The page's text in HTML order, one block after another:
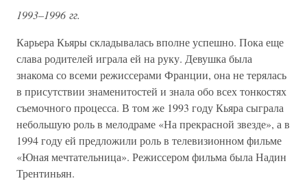
1993–1996 гг.
Карьера Кьяры складывалась вполне успешно. Пока еще
слава родителей играла ей на руку. Девушка была
знакома со всеми режиссерами Франции, она не терялась
в присутствии знаменитостей и знала обо всех тонкостях
съемочного процесса. В том же 1993 году Кьяра сыграла
небольшую роль в мелодраме «На прекрасной звезде», а в
1994 году ей предложили роль в телевизионном фильме
«Юная мечтательница». Режиссером фильма была Надин
Трентиньян.